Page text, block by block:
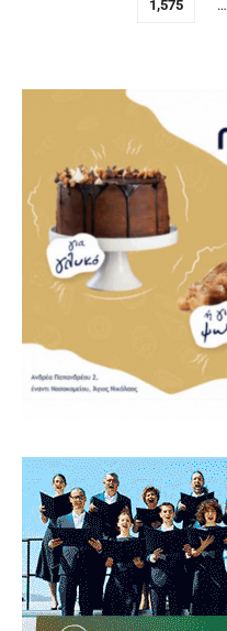
1,575 …